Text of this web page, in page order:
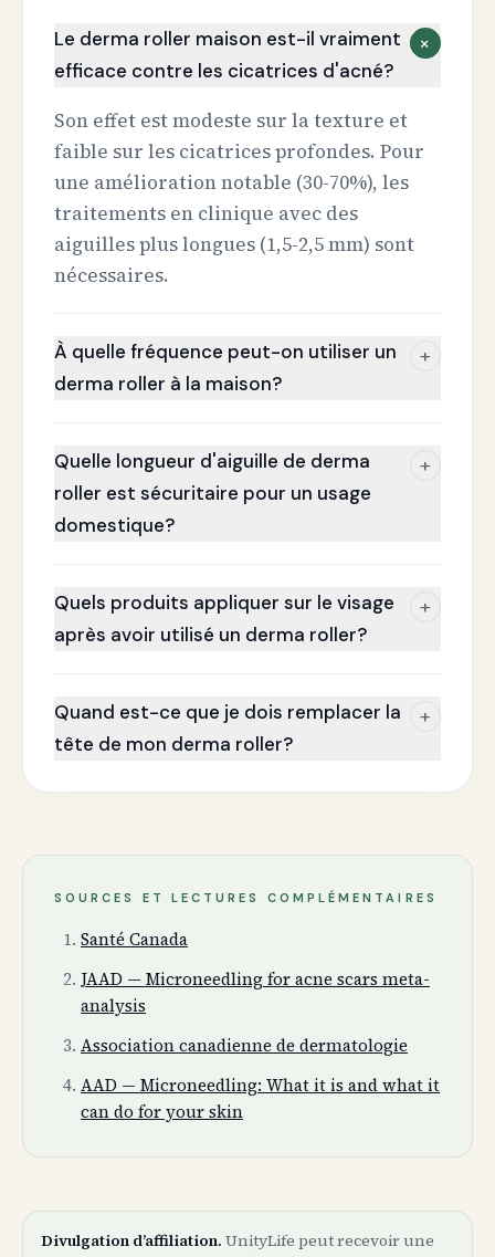
Le derma roller maison est-il vraiment
efficace contre les cicatrices d'acné?
+
Son effet est modeste sur la texture et
faible sur les cicatrices profondes. Pour
une amélioration notable (30-70%), les
traitements en clinique avec des
aiguilles plus longues (1,5-2,5 mm) sont
nécessaires.
À quelle fréquence peut-on utiliser un
derma roller à la maison?
+
Quelle longueur d'aiguille de derma
roller est sécuritaire pour un usage
domestique?
+
Quels produits appliquer sur le visage
après avoir utilisé un derma roller?
+
Quand est-ce que je dois remplacer la
tête de mon derma roller?
+
SOURCES ET LECTURES COMPLÉMENTAIRES
Santé Canada
JAAD — Microneedling for acne scars meta-
analysis
Association canadienne de dermatologie
AAD — Microneedling: What it is and what it
can do for your skin
Divulgation d’affiliation. UnityLife peut recevoir une